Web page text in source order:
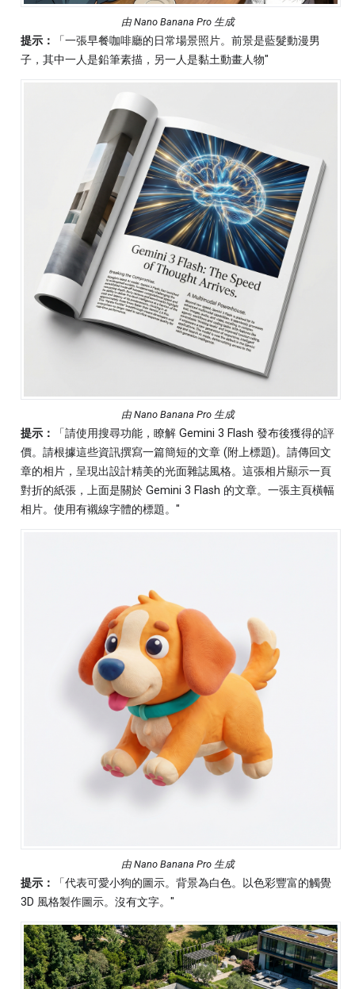
由 Nano Banana Pro 生成
提示：
「一張早餐咖啡廳的日常場景照片。前景是藍髮動漫男
子，其中一人是鉛筆素描，另一人是黏土動畫人物"
由 Nano Banana Pro 生成
提示：
「請使用搜尋功能，瞭解 Gemini 3 Flash 發布後獲得的評
價。請根據這些資訊撰寫一篇簡短的文章 (附上標題)。請傳回文
章的相片，呈現出設計精美的光面雜誌風格。這張相片顯示一頁
對折的紙張，上面是關於 Gemini 3 Flash 的文章。一張主頁橫幅
相片。使用有襯線字體的標題。"
由 Nano Banana Pro 生成
提示：
「代表可愛小狗的圖示。背景為白色。以色彩豐富的觸覺
3D 風格製作圖示。沒有文字。"